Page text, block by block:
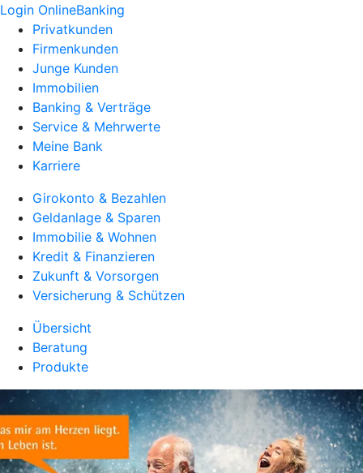
Login OnlineBanking
Privatkunden
Firmenkunden
Junge Kunden
Immobilien
Banking & Verträge
Service & Mehrwerte
Meine Bank
Karriere
Girokonto & Bezahlen
Geldanlage & Sparen
Immobilie & Wohnen
Kredit & Finanzieren
Zukunft & Vorsorgen
Versicherung & Schützen
Übersicht
Beratung
Produkte